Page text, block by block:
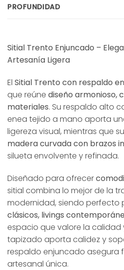
PROFUNDIDAD
Sitial Trento Enjuncado –
Artesanía Ligera
El Sitial Trento con respaldo
que reúne diseño armonioso,
materiales. Su respaldo alto
enea tejido a mano aporta
ligereza visual, mientras que su
madera curvada con brazos
silueta envolvente y refinada.
Diseñado para ofrecer
sitial combina lo mejor de la
modernidad, siendo perfecto
clásicos, livings
espacio que valore la calidad
tapizado aporta calidez y
respaldo enjuncado asegura
artesanal única.